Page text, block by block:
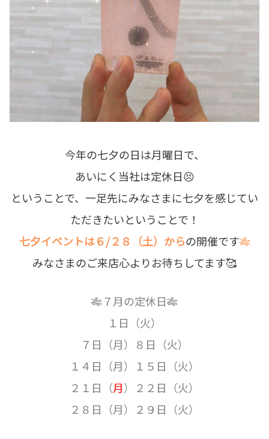
今年の七夕の日は月曜日で、
あいにく当社は定休日😣
ということで、一足先にみなさまに七夕を感じてい
ただきたいということで！
七夕イベントは６/２８（土）からの開催です🎋
みなさまのご来店心よりお待ちしてます🥰
🎋７月の定休日🎋
１日（火）
７日（月）８日（火）
１４日（月）１５日（火）
２１日（月）２２日（火）
２８日（月）２９日（火）